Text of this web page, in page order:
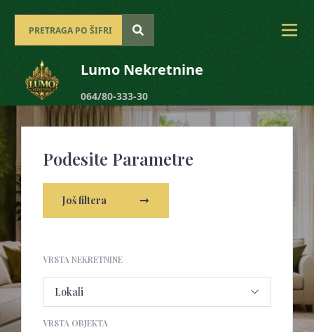
Lumo Nekretnine
064/80-333-30
Podesite Parametre
Još filtera
VRSTA NEKRETNINE
VRSTA OBJEKTA